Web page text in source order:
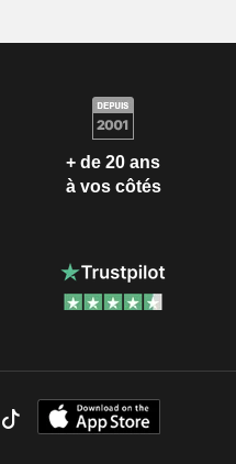
+ de 20 ans
à vos côtés